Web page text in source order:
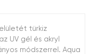
türkiz
UV gél és akryl
módszerrel. Aqua